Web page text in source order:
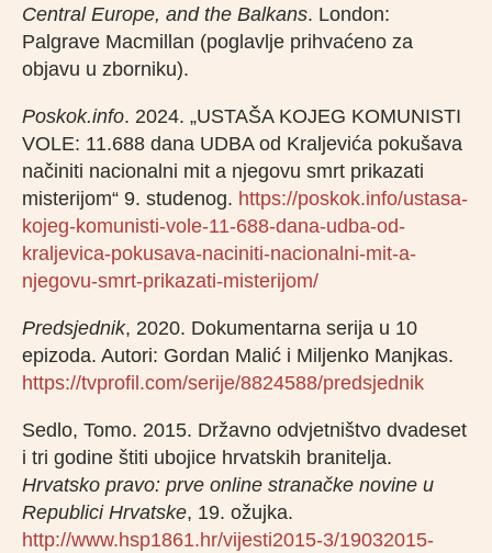
Central Europe, and the Balkans. London:
Palgrave Macmillan (poglavlje prihvaćeno za
objavu u zborniku).
Poskok.info. 2024. „USTAŠA KOJEG KOMUNISTI
VOLE: 11.688 dana UDBA od Kraljevića pokušava
načiniti nacionalni mit a njegovu smrt prikazati
misterijom“ 9. studenog. https://poskok.info/ustasa-
kojeg-komunisti-vole-11-688-dana-udba-od-
kraljevica-pokusava-naciniti-nacionalni-mit-a-
njegovu-smrt-prikazati-misterijom/
Predsjednik, 2020. Dokumentarna serija u 10
epizoda. Autori: Gordan Malić i Miljenko Manjkas.
https://tvprofil.com/serije/8824588/predsjednik
Sedlo, Tomo. 2015. Državno odvjetništvo dvadeset
i tri godine štiti ubojice hrvatskih branitelja.
Hrvatsko pravo: prve online stranačke novine u
Republici Hrvatske, 19. ožujka.
http://www.hsp1861.hr/vijesti2015-3/19032015-